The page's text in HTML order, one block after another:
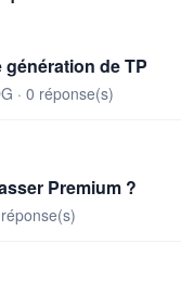
génération de TP
· 0 réponse(s)
Premium ?